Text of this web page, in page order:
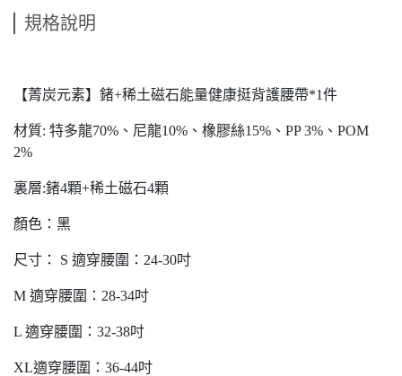
規格說明
【菁炭元素】鍺+稀土磁石能量健康挺背護腰帶*1件
材質: 特多龍70%、尼龍10%、橡膠絲15%、PP 3%、POM
2%
裏層:鍺4顆+稀土磁石4顆
顏色：黑
尺寸： S 適穿腰圍：24-30吋
M 適穿腰圍：28-34吋
L 適穿腰圍：32-38吋
XL適穿腰圍：36-44吋